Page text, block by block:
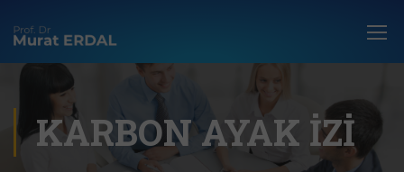
KARBON AYAK İZI